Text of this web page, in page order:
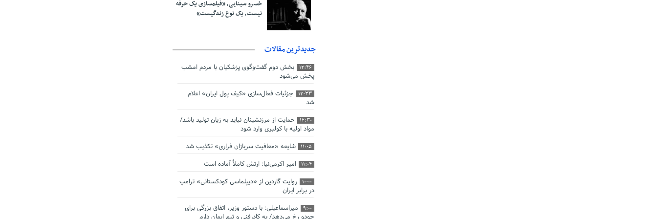
خسرو سینایی، «فیلمسازی یک حرفه
نیست، یک نوع زندگیست»
جدیدترین مقالات
12:46
بخش دوم گفت‌وگوی پزشکیان با مردم امشب
پخش می‌شود
12:33
جزئیات فعال‌سازی «کیف پول ایران» اعلام
شد
12:30
حمایت از مرزنشینان نباید به زیان تولید باشد/
مواد اولیه با کولبری وارد شود
11:05 شایعه «معافیت سربازان فراری» تکذیب شد
11:04 امیر اکرمی‌نیا: ارتش کاملاً آماده است
10:00
روایت گاردین از «دیپلماسی کودکستانی» ترامپ
در برابر ایران
9:00
میراسماعیلی: با دستور وزیر، اتفاق بزرگی برای